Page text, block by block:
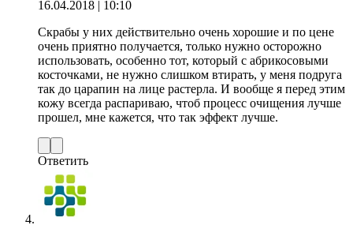
16.04.2018 | 10:10
Скрабы у них действительно очень хорошие и по цене
очень приятно получается, только нужно осторожно
использовать, особенно тот, который с абрикосовыми
косточками, не нужно слишком втирать, у меня подруга
так до царапин на лице растерла. И вообще я перед этим
кожу всегда распариваю, чтоб процесс очищения лучше
прошел, мне кажется, что так эффект лучше.
Ответить